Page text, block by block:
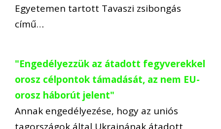
Egyetemen tartott Tavaszi zsibongás
című…
"Engedélyezzük az átadott fegyverekkel
orosz célpontok támadását, az nem EU-
orosz háborút jelent"
Annak engedélyezése, hogy az uniós